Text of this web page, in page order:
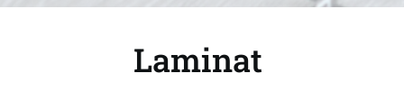
Laminat